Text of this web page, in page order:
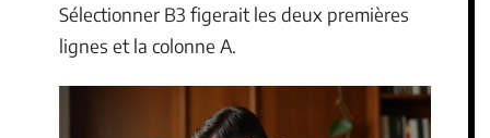
Sélectionner B3 figerait les deux premières
lignes et la colonne A.